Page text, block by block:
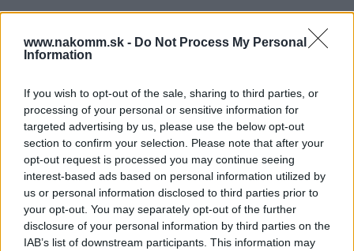
www.nakomm.sk - Do Not Process My Personal
Information
If you wish to opt-out of the sale, sharing to third parties, or
processing of your personal or sensitive information for
targeted advertising by us, please use the below opt-out
section to confirm your selection. Please note that after your
opt-out request is processed you may continue seeing
interest-based ads based on personal information utilized by
us or personal information disclosed to third parties prior to
your opt-out. You may separately opt-out of the further
disclosure of your personal information by third parties on the
IAB’s list of downstream participants. This information may
Súbory na stiahnutie
Ložiskový-Výsuv-Tlmenie-
Strong.pdf
Prečo si vybrať tento produkt?
Guličkový plnovýsuv 550mm s doťahom a dotlmením.
Dynamická nosnosť pre túto dĺžku je 45kg.